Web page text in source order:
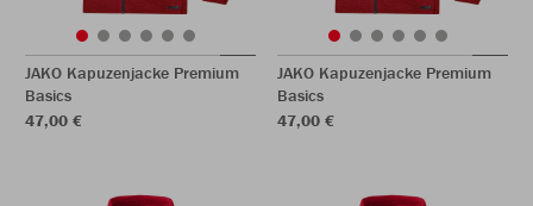
JAKO Kapuzenjacke Premium
Basics
47,00 €
JAKO Kapuzenjacke Premium
Basics
47,00 €